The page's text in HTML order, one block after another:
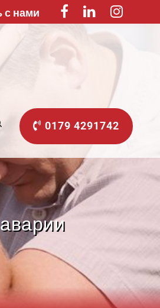
с нами
0179 4291742